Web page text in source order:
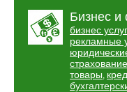
Бизнес
бизнес
рекламные
страхование
товары,